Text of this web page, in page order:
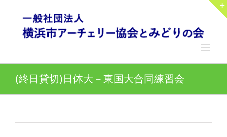
content
(終日貸切)日体大－東国大合同練習会